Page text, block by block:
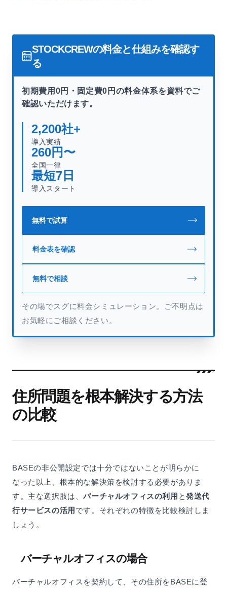
STOCKCREWの料金と仕組みを確認す
る
初期費用0円・固定費0円の料金体系を資料でご
確認いただけます。
2,200社+
導入実績
260円〜
全国一律
最短7 日
導入スタート
無料で試算
料金表を確認
無料で相談
その場でスグに料金シミュレーション。ご不明点は
お気軽にご相談ください。
住所問題を根本解決する方法
の比較
BASEの非公開設定では十分ではないことが明らかに
なった以上、根本的な解決策を検討する必要がありま
す。主な選択肢は、バーチャルオフィスの利用 と発送代
行サービスの活用 です。それぞれの特徴を比較検討しま
しょう。
バーチャルオフィスの場合
バーチャルオフィスを契約して、その住所をBASEに登